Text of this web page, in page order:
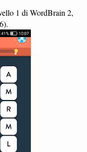
1 di WordBrain 2,